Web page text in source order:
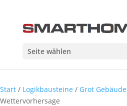
Seite wählen
Start / Logikbausteine / Grot
Wettervorhersage